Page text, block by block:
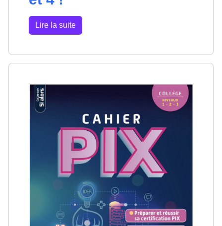
Lire la suite